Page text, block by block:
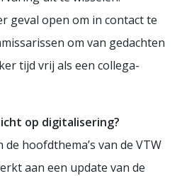
geval open om in contact te
om van gedachten
tijd vrij als een collega-
op digitalisering?
hoofdthema’s van de VTW
aan een update van de